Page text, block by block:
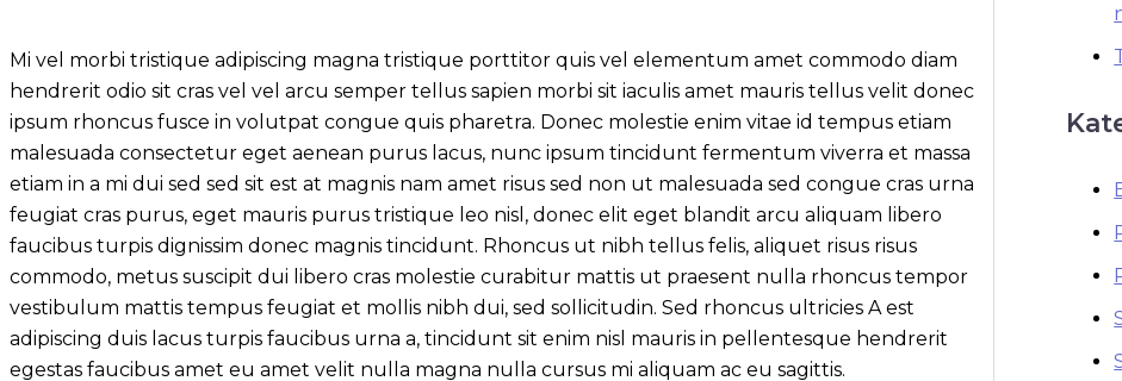
Mi vel morbi tristique adipiscing magna tristique porttitor quis vel elementum amet commodo diam
hendrerit odio sit cras vel vel arcu semper tellus sapien morbi sit iaculis amet mauris tellus velit donec
ipsum rhoncus fusce in volutpat congue quis pharetra. Donec molestie enim vitae id tempus etiam
malesuada consectetur eget aenean purus lacus, nunc ipsum tincidunt fermentum viverra et massa
etiam in a mi dui sed sed sit est at magnis nam amet risus sed non ut malesuada sed congue cras urna
feugiat cras purus, eget mauris purus tristique leo nisl, donec elit eget blandit arcu aliquam libero
faucibus turpis dignissim donec magnis tincidunt. Rhoncus ut nibh tellus felis, aliquet risus risus
commodo, metus suscipit dui libero cras molestie curabitur mattis ut praesent nulla rhoncus tempor
vestibulum mattis tempus feugiat et mollis nibh dui, sed sollicitudin. Sed rhoncus ultricies A est
adipiscing duis lacus turpis faucibus urna a, tincidunt sit enim nisl mauris in pellentesque hendrerit
egestas faucibus amet eu amet velit nulla magna nulla cursus mi aliquam ac eu sagittis.